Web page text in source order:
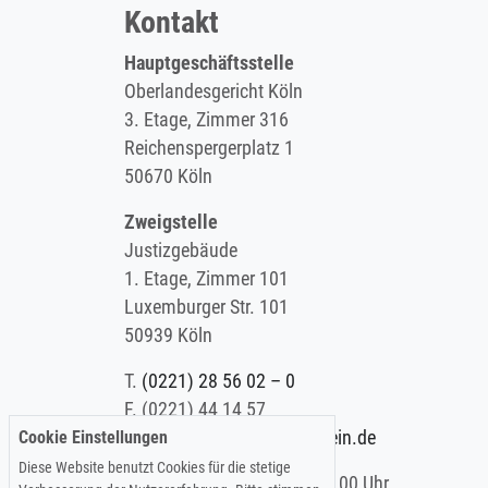
Kontakt
Hauptgeschäftsstelle
Oberlandesgericht Köln
3. Etage, Zimmer 316
Reichenspergerplatz 1
50670 Köln
Zweigstelle
Justizgebäude
1. Etage, Zimmer 101
Luxemburger Str. 101
50939 Köln
T. (0221) 28 56 02 – 0
F.(0221) 44 14 57
E.info@koelner-anwaltverein.de
Montag - Freitag: 9.00 – 15.00 Uhr
Cookie Einstellungen
Diese Website benutzt Cookies für die stetige